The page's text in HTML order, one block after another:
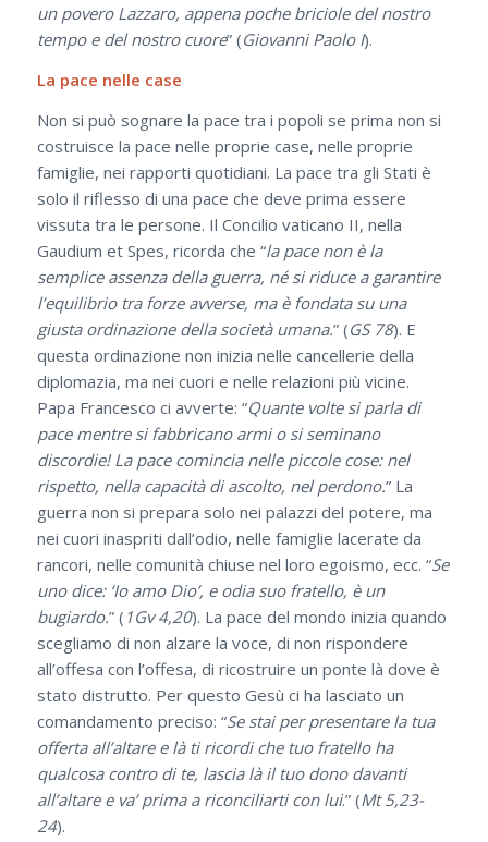
un povero Lazzaro, appena poche briciole del nostro
tempo e del nostro cuore” (Giovanni Paolo I).
La pace nelle case
Non si può sognare la pace tra i popoli se prima non si
costruisce la pace nelle proprie case, nelle proprie
famiglie, nei rapporti quotidiani. La pace tra gli Stati è
solo il riflesso di una pace che deve prima essere
vissuta tra le persone. Il Concilio vaticano II, nella
Gaudium et Spes, ricorda che “la pace non è la
semplice assenza della guerra, né si riduce a garantire
l’equilibrio tra forze avverse, ma è fondata su una
giusta ordinazione della società umana.” (GS 78). E
questa ordinazione non inizia nelle cancellerie della
diplomazia, ma nei cuori e nelle relazioni più vicine.
Papa Francesco ci avverte: “Quante volte si parla di
pace mentre si fabbricano armi o si seminano
discordie! La pace comincia nelle piccole cose: nel
rispetto, nella capacità di ascolto, nel perdono.” La
guerra non si prepara solo nei palazzi del potere, ma
nei cuori inaspriti dall’odio, nelle famiglie lacerate da
rancori, nelle comunità chiuse nel loro egoismo, ecc. “Se
uno dice: ‘Io amo Dio’, e odia suo fratello, è un
bugiardo.” ( 1Gv 4,20). La pace del mondo inizia quando
scegliamo di non alzare la voce, di non rispondere
all’offesa con l’offesa, di ricostruire un ponte là dove è
stato distrutto. Per questo Gesù ci ha lasciato un
comandamento preciso: “Se stai per presentare la tua
offerta all’altare e là ti ricordi che tuo fratello ha
qualcosa contro di te, lascia là il tuo dono davanti
all’altare e va’ prima a riconciliarti con lui.” (Mt 5,23-
24).